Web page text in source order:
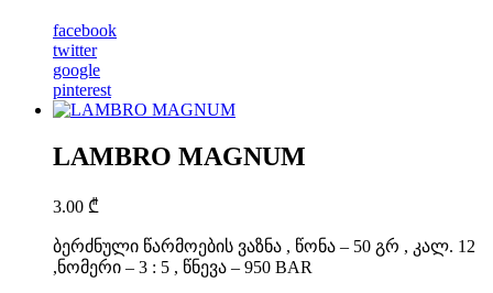
facebook
twitter
google
pinterest
LAMBRO MAGNUM
3.00 ₾
ბერძნული წარმოების ვაზნა , წონა – 50 გრ , კალ. 12
,ნომერი – 3 : 5 , წნევა – 950 BAR